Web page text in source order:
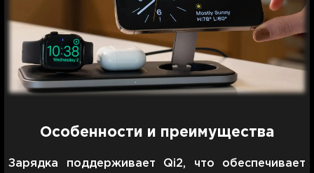
Особенности и преимущества
Зарядка поддерживает Qi2, что обеспечивает